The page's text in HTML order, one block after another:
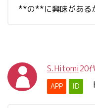
**の**に興味がある
S.Hitomi20
APP ID